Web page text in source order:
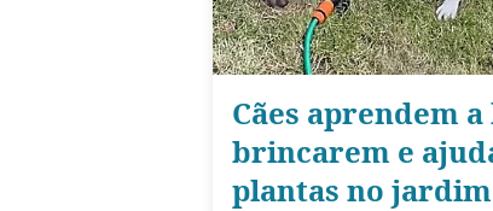
Cães aprendem
brincarem e
plantas no jardim